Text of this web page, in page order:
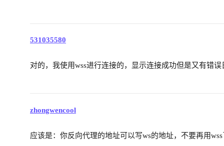
531035580
对的，我使用wss进行连接的，显示连接成功但是又有错
zhongwencool
应该是：你反向代理的地址可以写ws的地址，不要再用